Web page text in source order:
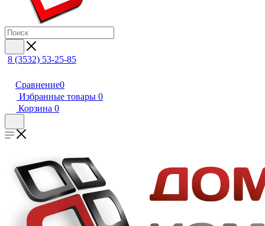
8 (3532) 53-25-85
Сравнение0
Избранные товары 0
Корзина 0